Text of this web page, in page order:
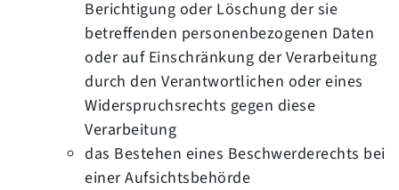
Berichtigung oder Löschung der sie
betreffenden personenbezogenen Daten
oder auf Einschränkung der Verarbeitung
durch den Verantwortlichen oder eines
Widerspruchsrechts gegen diese
Verarbeitung
das Bestehen eines Beschwerderechts bei
einer Aufsichtsbehörde